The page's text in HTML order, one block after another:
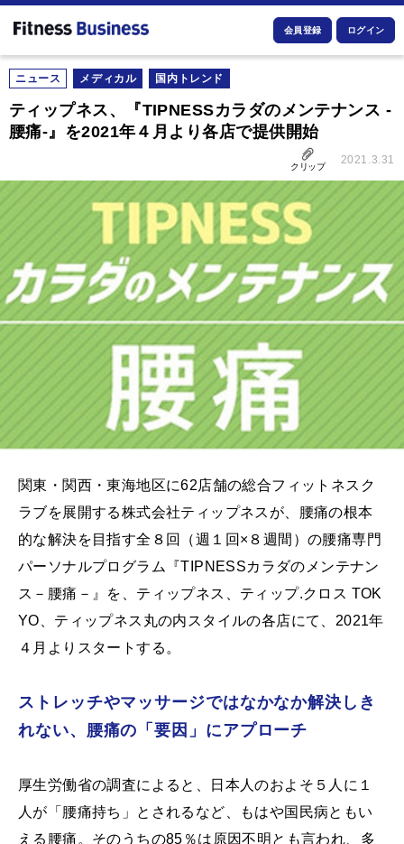
会員登録 ログイン
ニュース メディカル 国内トレンド
ティップネス、『TIPNESSカラダのメンテナンス ‐
腰痛-』を2021年４月より各店で提供開始
クリップ
2021.3.31
関東・関西・東海地区に62店舗の総合フィットネスク
ラブを展開する株式会社ティップネスが、腰痛の根本
的な解決を目指す全８回（週１回×８週間）の腰痛専門
パーソナルプログラム『TIPNESSカラダのメンテナン
ス－腰痛－』を、ティップネス、ティップ.クロス TOK
YO、ティップネス丸の内スタイルの各店にて、2021年
４月よりスタートする。
ストレッチやマッサージではなかなか解決しき
れない、腰痛の「要因」にアプローチ
厚生労働省の調査によると、日本人のおよそ５人に１
人が「腰痛持ち」とされるなど、もはや国民病ともい
える腰痛。そのうちの85％は原因不明とも言われ、多